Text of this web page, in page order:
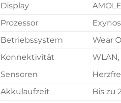
Display
Prozessor
Exynos
Betriebssystem
Wear
Konnektivität
Sensoren
Akkulaufzeit
Bis zu